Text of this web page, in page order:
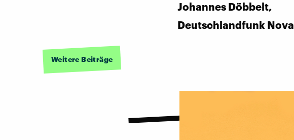
Johannes Döbbelt,
Deutschlandfunk Nova
Weitere Beiträge